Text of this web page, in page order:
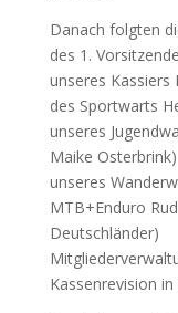
Danach folgten
des 1.
unseres Kassiers
des Sportwarts
unseres
Maike Osterbrink)
unseres
MTB+Enduro
Deutschländer)
Kassenrevision